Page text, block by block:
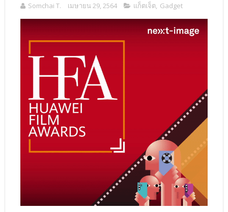
Somchai T. เมษายน 29, 2564 แก็ตเจ็ต, Gadget